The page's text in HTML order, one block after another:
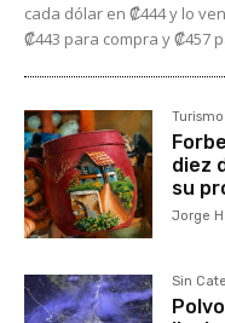
cada dólar en ₡444 y lo
₡443 para compra y ₡457
Turismo
diez
su
Jorge
Sin